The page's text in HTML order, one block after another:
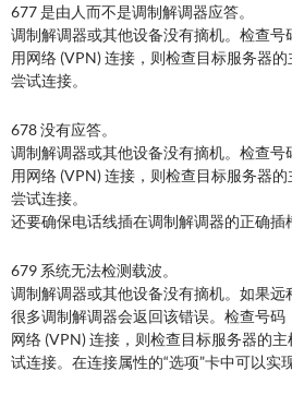
677 是由人而不是调制解调器应答。
调制解调器或其他设备没有摘机。检查
用网络 (VPN) 连接，则检查目标服务器
尝试连接。
678 没有应答。
调制解调器或其他设备没有摘机。检查
用网络 (VPN) 连接，则检查目标服务器
尝试连接。
还要确保电话线插在调制解调器的正确插
679 系统无法检测载波。
调制解调器或其他设备没有摘机。如果远
很多调制解调器会返回该错误。检查号码
网络 (VPN) 连接，则检查目标服务器的
试连接。在连接属性的“选项”卡中可以实